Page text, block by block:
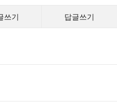
글
기
쓰기 답글쓰기